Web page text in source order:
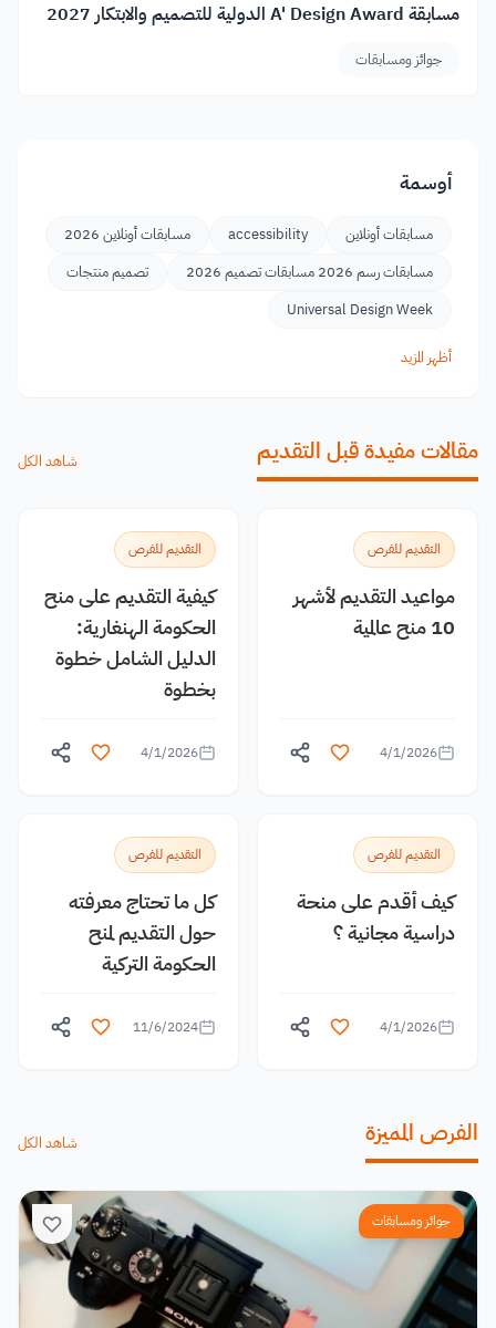
مسابقة A' Design Award الدولية للتصميم والابتكار 2027
جوائز ومسابقات
أوسمة
مسابقات أونلاين accessibility
مسابقات أونلاين 2026
مسابقات رسم 2026 مسابقات تصميم 2026
تصميم منتجات
Universal Design Week
أظهر المزيد
مقالات مفيدة قبل التقديم شاهد الكل
التقديم للفرص
مواعيد التقديم لأشهر
10 منح عالمية
4/1/2026
التقديم للفرص
كيفية التقديم على منح
الحكومة الهنغارية:
الدليل الشامل خطوة
بخطوة
4/1/2026
التقديم للفرص
كيف أقدم على منحة
دراسية مجانية ؟
4/1/2026
التقديم للفرص
كل ما تحتاج معرفته
حول التقديم لمنح
الحكومة التركية
11/6/2024
الفرص المميزة شاهد الكل
جوائز ومسابقات